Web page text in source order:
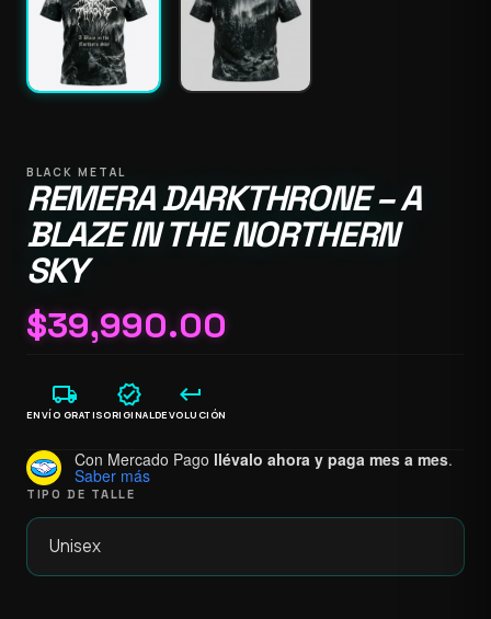
BLACK METAL
REMERA DARKTHRONE – A
BLAZE IN THE NORTHERN
SKY
$39,990.00
local_shipping
ENVÍO GRATIS
verified
ORIGINAL
keyboard_return
DEVOLUCIÓN
Con Mercado Pago llévalo ahora y paga mes a mes.
Saber más
TIPO DE TALLE